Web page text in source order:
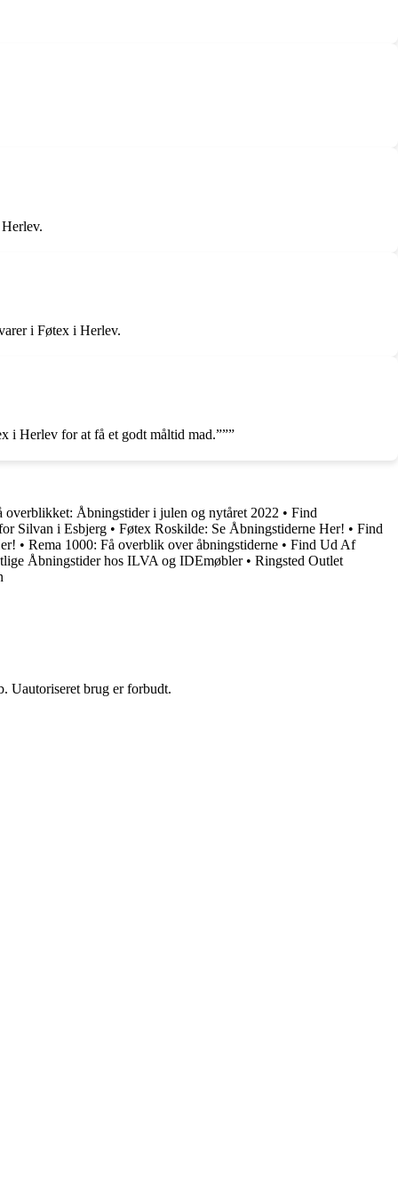
i Føtex i Herlev.
i Herlev for at få et godt måltid mad.”””
overblikket: Åbningstider i julen og nytåret 2022 • Find
Silvan i Esbjerg • Føtex Roskilde: Se Åbningstiderne Her! • Find
• Rema 1000: Få overblik over åbningstiderne • Find Ud Af
Åbningstider hos ILVA og IDEmøbler• Ringsted Outlet
Uautoriseret brug er forbudt.